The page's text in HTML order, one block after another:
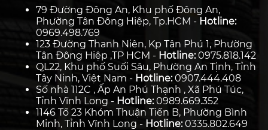
79 Đường Đông An, Khu phố Đông An,
Phường Tân Đông Hiệp, Tp.HCM - Hotline:
0969.498.769
123 Đường Thanh Niên, Kp Tân Phú 1, Phường
Tân Đông Hiệp ,TP HCM - Hotline:0975.818.142
QL22, Khu phố Suối Sâu, Phường An Tịnh, Tỉnh
Tây Ninh, Việt Nam - Hotline:0907.444.408
Số nhà 112C , Ấp An Phú Thạnh , Xã Phú Túc,
Tỉnh Vĩnh Long - Hotline:0989.669.352
1146 Tổ 23 Khóm Thuận Tiến B, Phường Bình
Minh, Tỉnh Vĩnh Long - Hotline:0335.802.649